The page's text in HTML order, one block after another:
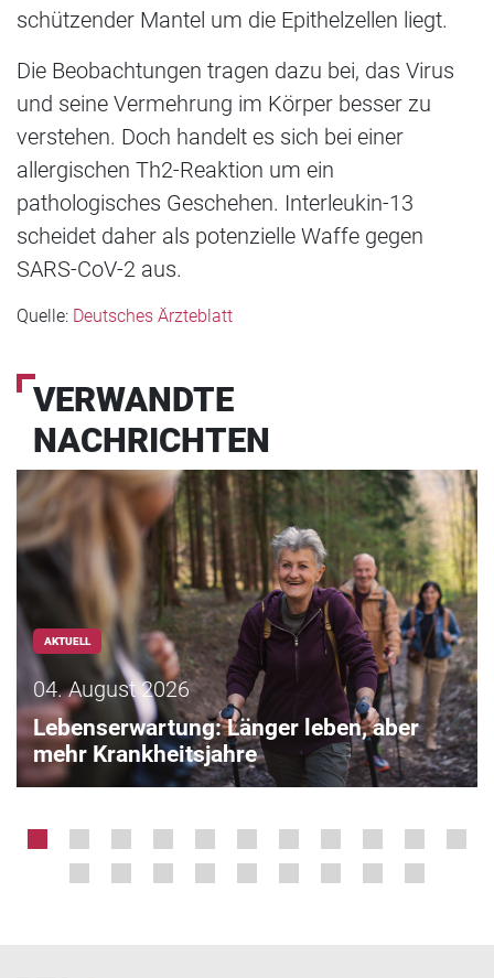
schützender Mantel um die Epithelzellen liegt.
Die Beobachtungen tragen dazu bei, das Virus
und seine Vermehrung im Körper besser zu
verstehen. Doch handelt es sich bei einer
allergischen Th2-Reaktion um ein
pathologisches Geschehen. Interleukin-13
scheidet daher als potenzielle Waffe gegen
SARS-CoV-2 aus.
Quelle: Deutsches Ärzteblatt
VERWANDTE
NACHRICHTEN
AKTUELL
04. August 2026
Lebenserwartung: Länger leben, aber
mehr Krankheitsjahre